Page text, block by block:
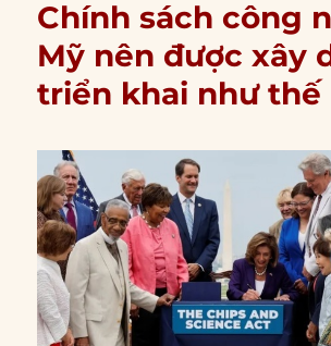
Chính sách công
Mỹ nên được xây
triển khai như thế